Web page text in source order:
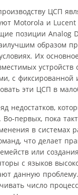
ЦСП
Motorola и
позиции Analog
образом
Их
с фиксированной
эти ЦСП в
недостатков,
Во-первых, пока
в системах
что делает
или
с языков
данную
число